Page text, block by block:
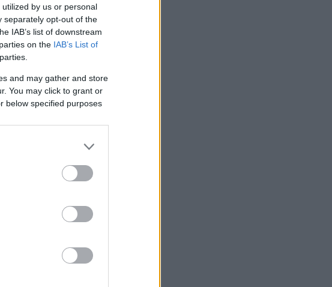
by us or personal
separately opt-out of the
IAB’s list of downstream
on the IAB’s List of
and may gather and store
You may click to grant or
below specified purposes
A CIKK